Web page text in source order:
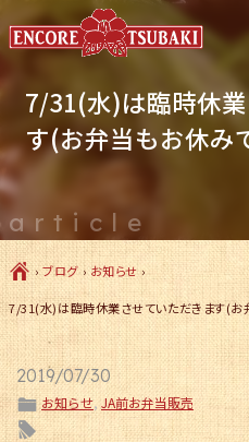
article
7/31(水)は臨時休
す(お弁当もお休み
Ç›ブログ›お知らせ›
7/31(水)は臨時休業させていただきます(お
2019/07/30
ë お知らせ, JA前お弁当販売
l